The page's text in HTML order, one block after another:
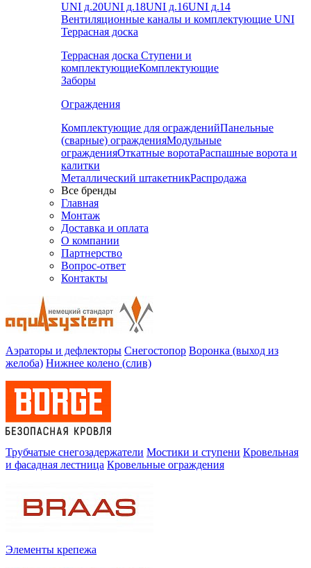
UNI д.20UNI д.18UNI д.16UNI д.14
Вентиляционные каналы и комплектующие UNI
Террасная доска
Террасная доска Ступени и
комплектующиеКомплектующие
Заборы
Ограждения
Комплектующие для огражденийПанельные
(сварные) огражденияМодульные
огражденияОткатные воротаРаспашные ворота и
калитки
Металлический штакетникРаспродажа
Все бренды
Главная
Монтаж
Доставка и оплата
О компании
Партнерство
Вопрос-ответ
Контакты
Аэраторы и дефлекторы Снегостопор Воронка (выход из
желоба) Нижнее колено (слив)
Трубчатые снегозадержатели Мостики и ступени Кровельная
и фасадная лестница Кровельные ограждения
Элементы крепежа